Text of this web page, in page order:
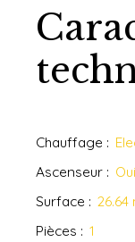
Chauffage :
Ascenseur : Oui
Surface : 26.64
Pièces : 1